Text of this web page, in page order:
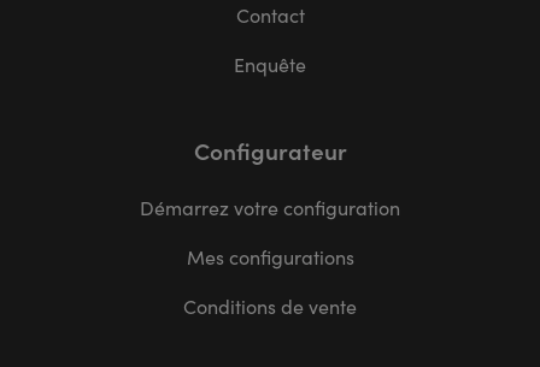
Contact
Enquête
Configurateur
Démarrez votre configuration
Mes configurations
Conditions de vente